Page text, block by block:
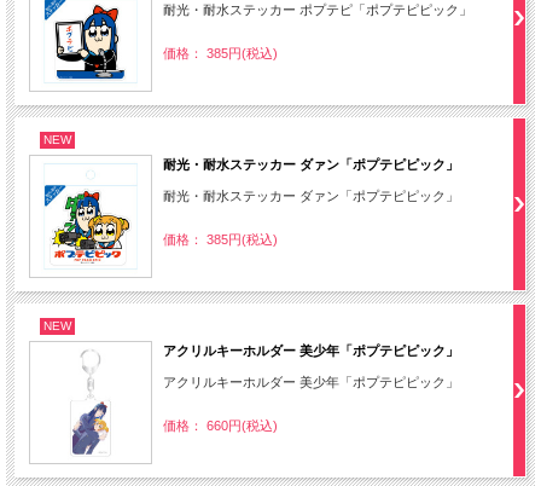
耐光・耐水ステッカー ポプテピ「ポプテピピック」
価格： 385円(税込)
NEW
耐光・耐水ステッカー ダァン「ポプテピピック」
耐光・耐水ステッカー ダァン「ポプテピピック」
価格： 385円(税込)
NEW
アクリルキーホルダー 美少年「ポプテピピック」
アクリルキーホルダー 美少年「ポプテピピック」
価格： 660円(税込)